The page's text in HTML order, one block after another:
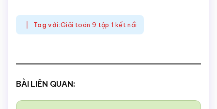
Tag với:Giải toán 9 tập 1 kết nối
BÀI LIÊN QUAN: